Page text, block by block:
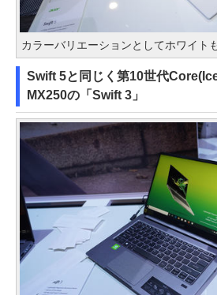
カラーバリエーションとしてホワイト
Swift 5と同じく第10世代
MX250の「Swift 3」